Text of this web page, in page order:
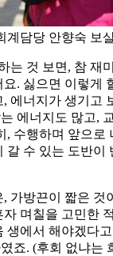
계담당 안향숙 보
는 것 보면, 참 재
. 싫으면 이렇게
에너지가 생기고
에너지도 많고,
, 수행하며 앞으로
갈 수 있는 도반이
가방끈이 짧은 것
며칠을 고민한
생에서 해야겠다
죠. (후회 없냐는